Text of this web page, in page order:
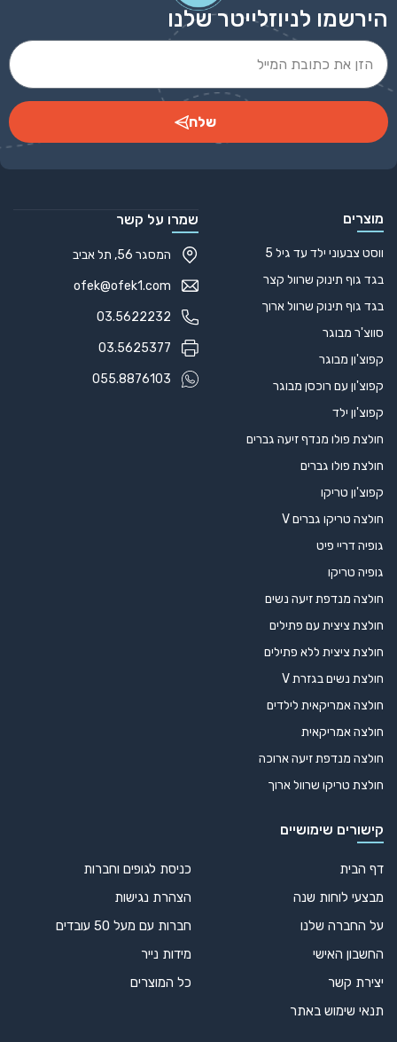
הירשמו לניוזלייטר שלנו
שלח
מוצרים
ווסט צבעוני ילד עד גיל 5
בגד גוף תינוק שרוול קצר
בגד גוף תינוק שרוול ארוך
סווצ'ר מבוגר
קפוצ'ון מבוגר
קפוצ'ון עם רוכסן מבוגר
קפוצ'ון ילד
חולצת פולו מנדף זיעה גברים
חולצת פולו גברים
קפוצ'ון טריקו
חולצה טריקו גברים V
גופיה דריי פיט
גופיה טריקו
חולצה מנדפת זיעה נשים
חולצת ציצית עם פתילים
חולצת ציצית ללא פתילים
חולצת נשים בגזרת V
חולצה אמריקאית לילדים
חולצה אמריקאית
חולצה מנדפת זיעה ארוכה
חולצת טריקו שרוול ארוך
קישורים שימושיים
דף הבית
מבצעי לוחות שנה
על החברה שלנו
החשבון האישי
יצירת קשר
תנאי שימוש באתר
כניסת לגופים וחברות
הצהרת נגישות
חברות עם מעל 50 עובדים
מידות נייר
כל המוצרים
שמרו על קשר
המסגר 56, תל אביב
ofek@ofek1.com
03.5622232
03.5625377
055.8876103